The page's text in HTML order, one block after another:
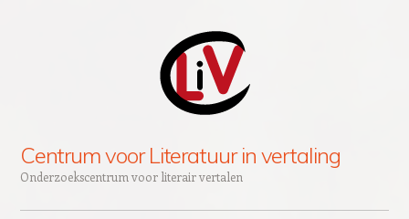
Centrum voor Literatuur in vertaling
Onderzoekscentrum voor literair vertalen